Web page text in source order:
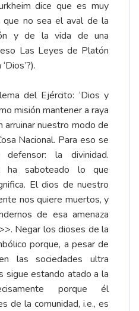
dice que es muy
que no sea el aval de la
y de la vida de una
Las Leyes de Platón
del Ejército: ‘Dios y
misión mantener a raya
arruinar nuestro modo de
Nacional. Para eso se
la divinidad.
ha saboteado lo que
El dios de nuestro
nos quiere muertos, y
de esa amenaza
Negar los dioses de la
porque, a pesar de
las sociedades ultra
sigue estando atado a la
porque él
de la comunidad, i.e., es